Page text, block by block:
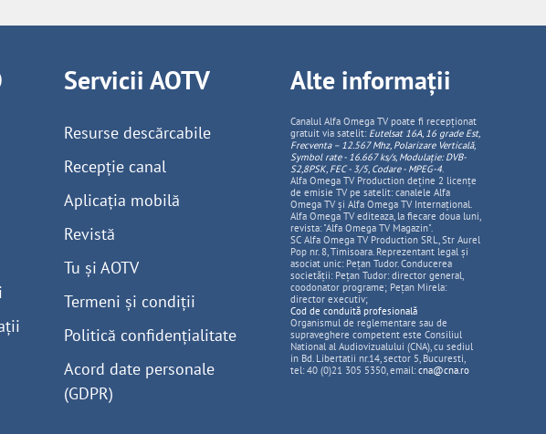
Servicii AOTV
Resurse descărcabile
Recepție canal
Aplicația mobilă
Revistă
Tu și AOTV
Termeni și condiții
Politică confidențialitate
Acord date personale
(GDPR)
Alte informații
Canalul Alfa Omega TV poate fi recepționat
gratuit via satelit: Eutelsat 16A, 16 grade Est,
Frecventa – 12.567 Mhz, PolarizareVerticală,
Symbol rate - 16.667 ks/s, Modulație: DVB-
S2,8PSK, FEC - 3/5, Codare - MPEG-4.
Alfa Omega TV Production deține 2 licențe
de emisie TV pe satelit: canalele Alfa
Omega TV și Alfa Omega TV Internațional.
Alfa Omega TV editeaza, la fiecare doua luni,
revista: "Alfa Omega TV Magazin".
SC Alfa Omega TV Production SRL, Str Aurel
Pop nr. 8, Timisoara. Reprezentant legal și
asociat unic: Pețan Tudor. Conducerea
societății: Pețan Tudor: director general,
coodonator programe; Pețan Mirela:
director executiv;
Cod de conduită profesională
Organismul de reglementare sau de
supraveghere competent este Consiliul
National al Audiovizualului (CNA), cu sediul
in Bd. Libertatii nr.14, sector 5, Bucuresti,
tel: 40 (0)21 305 5350, email: cna@cna.ro